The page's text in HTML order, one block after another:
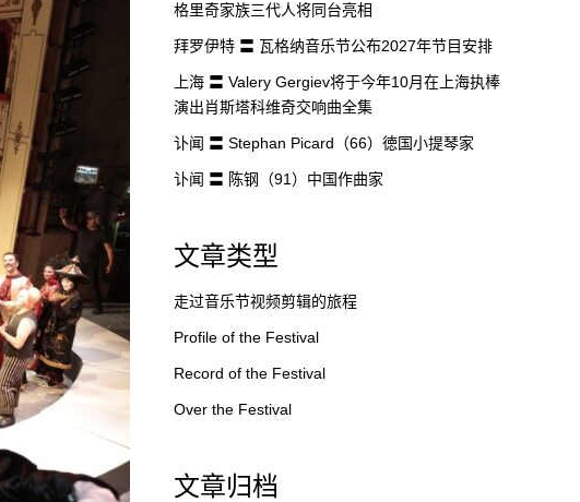
格里奇家族三代人将同台亮相
拜罗伊特 〓 瓦格纳音乐节公布2027年节目安排
上海 〓 Valery Gergiev将于今年10月在上海执棒
演出肖斯塔科维奇交响曲全集
讣闻 〓 Stephan Picard（66）徳国小提琴家
讣闻 〓 陈钢（91）中国作曲家
文章类型
走过音乐节视频剪辑的旅程
Profile of the Festival
Record of the Festival
Over the Festival
文章归档